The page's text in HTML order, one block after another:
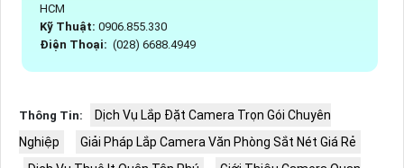
HCM
Kỹ Thuật: 0906.855.330
Điện Thoại: (028) 6688.4949
Thông Tin:
Dịch Vụ Lắp Đặt Camera Trọn Gói Chuyên
Nghiệp
Giải Pháp Lắp Camera Văn Phòng Sắt Nét Giá Rẻ